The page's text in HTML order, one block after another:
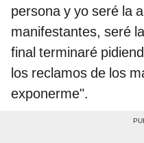
persona y yo seré la
manifestantes, seré
final terminaré
los reclamos de los
exponerme".